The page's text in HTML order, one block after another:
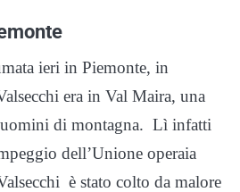
ieri in Piemonte, in
era in Val Maira, una
di montagna. Lì infatti
dell’Unione operaia
è stato colto da malore